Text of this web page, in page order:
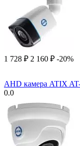
1 728 ₽ 2 160 ₽ -20%
AHD камера ATIX
0.0